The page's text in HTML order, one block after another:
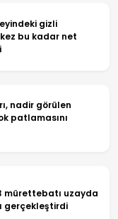
gizli
bu kadar net
nadir görülen
patlamasını
mürettebatı uzayda
gerçekleştirdi